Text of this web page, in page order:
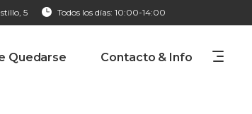
5 Todos los días: 10:00-14:00
Quedarse Contacto & Info